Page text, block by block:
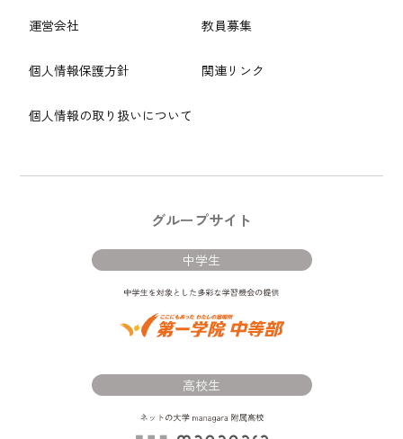
運営会社
個人情報保護方針
個人情報の取り扱いについて
教員募集
関連リンク
グループサイト
中学生
高校生